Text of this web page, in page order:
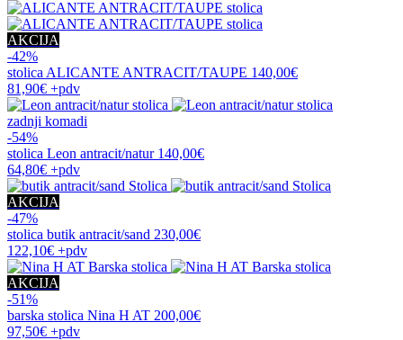
AKCIJA
-42%
stolica ALICANTE ANTRACIT/TAUPE 140,00€
81,90€ +pdv
zadnji komadi
-54%
stolica Leon antracit/natur 140,00€
64,80€ +pdv
AKCIJA
-47%
stolica butik antracit/sand 230,00€
122,10€ +pdv
AKCIJA
-51%
barska stolica Nina H AT 200,00€
97,50€ +pdv